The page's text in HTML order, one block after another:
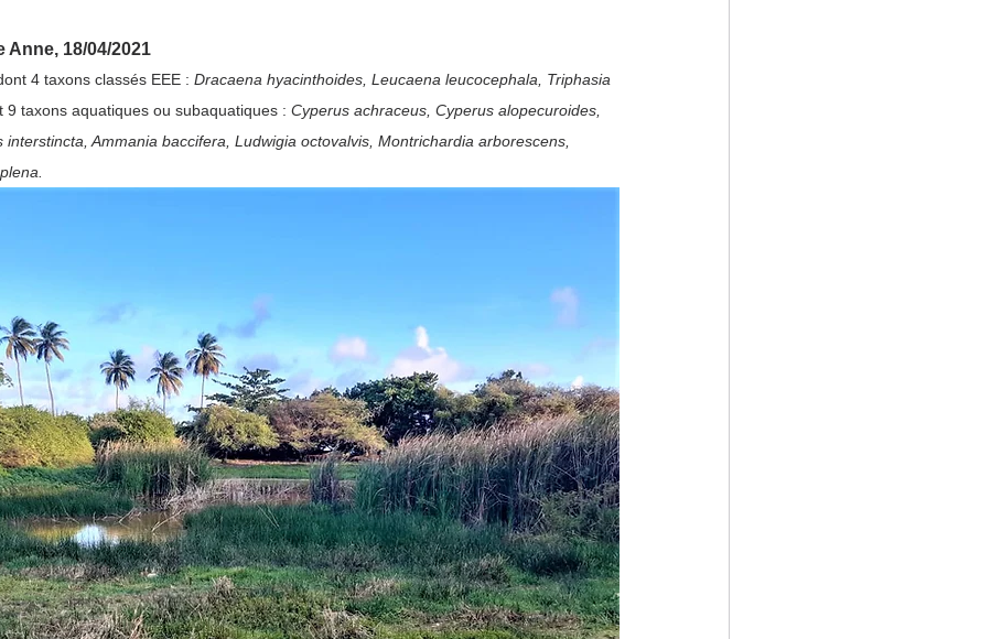
Anne, 18/04/2021
4 taxons classés EEE : Dracaena hyacinthoides, Leucaena leucocephala, Triphasia
9 taxons aquatiques ou subaquatiques : Cyperus achraceus, Cyperus alopecuroides,
Ammania baccifera, Ludwigia octovalvis, Montrichardia arborescens,